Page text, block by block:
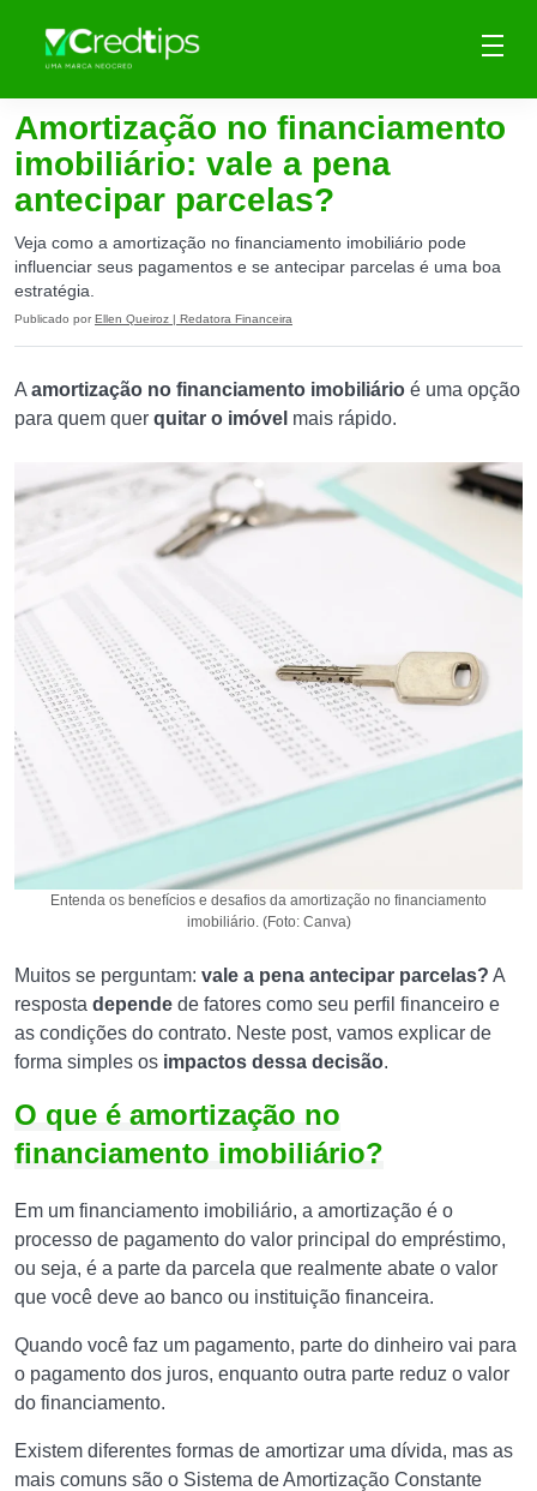
Amortização no financiamento
imobiliário: vale a pena
antecipar parcelas?
Veja como a amortização no financiamento imobiliário pode
influenciar seus pagamentos e se antecipar parcelas é uma boa
estratégia.
Publicado por Ellen Queiroz | Redatora Financeira
A amortização no financiamento imobiliário é uma opção
para quem quer quitar o imóvel mais rápido.
Entenda os benefícios e desafios da amortização no financiamento
imobiliário. (Foto: Canva)
Muitos se perguntam: vale a pena antecipar parcelas? A
resposta depende de fatores como seu perfil financeiro e
as condições do contrato. Neste post, vamos explicar de
forma simples os impactos dessa decisão.
O que é amortização no
financiamento imobiliário?
Em um financiamento imobiliário, a amortização é o
processo de pagamento do valor principal do empréstimo,
ou seja, é a parte da parcela que realmente abate o valor
que você deve ao banco ou instituição financeira.
Quando você faz um pagamento, parte do dinheiro vai para
o pagamento dos juros, enquanto outra parte reduz o valor
do financiamento.
Existem diferentes formas de amortizar uma dívida, mas as
mais comuns são o Sistema de Amortização Constante